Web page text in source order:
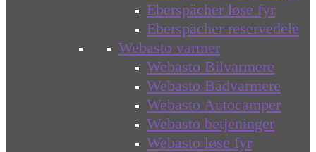
Eberspächer løse fyr
Eberspächer reservedele
Webasto varmer
Webasto Bilvarmere
Webasto Bådvarmere
Webasto Autocamper
Webasto betjeninger
Webasto løse fyr